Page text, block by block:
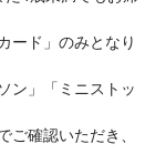
ード」のみとなり
ン」「ミニストッ
確認いただき、